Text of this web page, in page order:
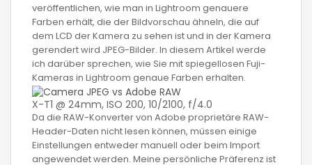
veröffentlichen, wie man in Lightroom genauere
Farben erhält, die der Bildvorschau ähneln, die auf
dem LCD der Kamera zu sehen ist und in der Kamera
gerendert wird JPEG-Bilder. In diesem Artikel werde
ich darüber sprechen, wie Sie mit spiegellosen Fuji-
Kameras in Lightroom genaue Farben erhalten.
X-T1 @ 24mm, ISO 200, 10/2100, f/4.0
Da die RAW-Konverter von Adobe proprietäre RAW-
Header-Daten nicht lesen können, müssen einige
Einstellungen entweder manuell oder beim Import
angewendet werden. Meine persönliche Präferenz ist